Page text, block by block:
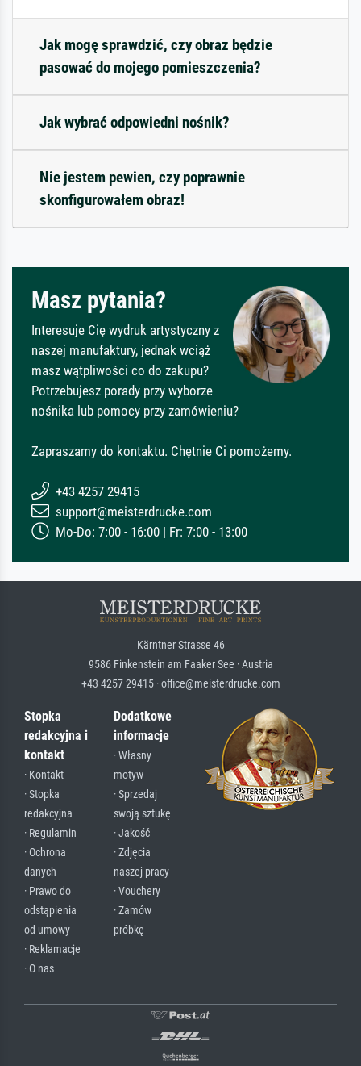
Jak mogę sprawdzić, czy obraz będzie
pasować do mojego pomieszczenia?
Jak wybrać odpowiedni nośnik?
Nie jestem pewien, czy poprawnie
skonfigurowałem obraz!
Masz pytania?
Interesuje Cię wydruk artystyczny z
naszej manufaktury, jednak wciąż
masz wątpliwości co do zakupu?
Potrzebujesz porady przy wyborze
nośnika lub pomocy przy zamówieniu?
Zapraszamy do kontaktu. Chętnie Ci pomożemy.
+43 4257 29415
support@meisterdrucke.com
Mo-Do: 7:00 - 16:00 | Fr: 7:00 - 13:00
Kärntner Strasse 46
9586 Finkenstein am Faaker See · Austria
+43 4257 29415 · office@meisterdrucke.com
Stopka
redakcyjna i
kontakt
· Kontakt
· Stopka
redakcyjna
· Regulamin
· Ochrona
danych
· Prawo do
odstąpienia
od umowy
· Reklamacje
· O nas
Dodatkowe
informacje
· Własny
motyw
· Sprzedaj
swoją sztukę
· Jakość
· Zdjęcia
naszej pracy
· Vouchery
· Zamów
próbkę